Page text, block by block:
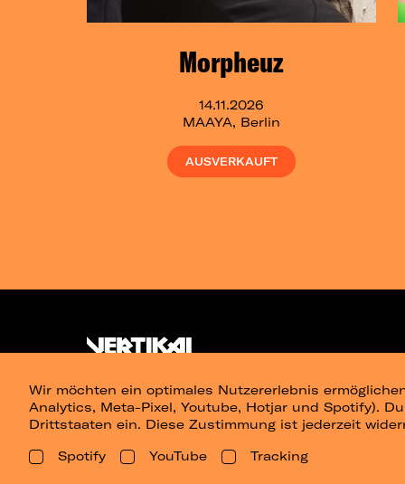
Morpheuz
14.11.2026
MAAYA, Berlin
AUSVERKAUFT
Wir möchten ein optimales Nutzererlebnis
Analytics, Meta-Pixel, Youtube, Hotjar und Spotify).
Drittstaaten ein. Diese Zustimmung ist jederzeit
Spotify
YouTube Tracking